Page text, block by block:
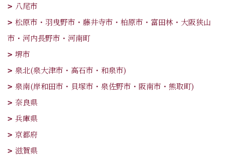
八尾市
松原市・羽曳野市・藤井寺市・柏原市・富田林・大阪狭山
市・河内長野市・河南町
堺市
泉北(泉大津市・高石市・和泉市)
泉南(岸和田市・貝塚市・泉佐野市・阪南市・熊取町)
奈良県
兵庫県
京都府
滋賀県